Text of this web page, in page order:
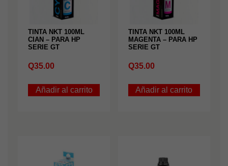
TINTA NKT 100ML
CIAN – PARA HP
SERIE GT
Q35.00
Añadir al carrito
TINTA NKT 100ML
MAGENTA – PARA HP
SERIE GT
Q35.00
Añadir al carrito